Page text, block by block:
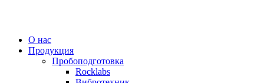
О нас
Продукция
Пробоподготовка
Rocklabs